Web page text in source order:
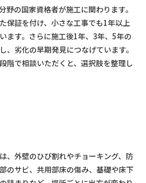
野の国家資格者が施工に関わります。
保証を付け、小さな工事でも1年以上
ます。さらに施工後1年、3年、5年の
、劣化の早期発見につなげています。
階で相談いただくと、選択肢を整理し
、外壁のひび割れやチョーキング、防
のサビ、共用部床の傷み、基礎や床下